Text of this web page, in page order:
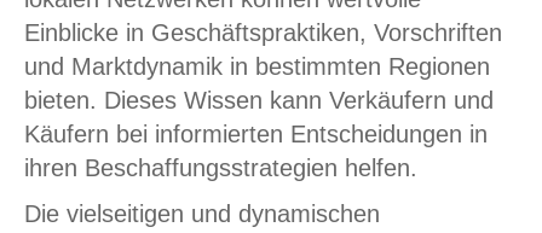
Einblicke in Geschäftspraktiken, Vorschriften
und Marktdynamik in bestimmten Regionen
bieten. Dieses Wissen kann Verkäufern und
Käufern bei informierten Entscheidungen in
ihren Beschaffungsstrategien helfen.
Die vielseitigen und dynamischen